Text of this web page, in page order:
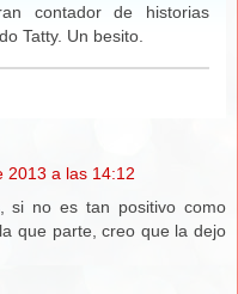
contador de historias
Tatty. Un besito.
2013 a las 14:12
si no es tan positivo como
que parte, creo que la dejo